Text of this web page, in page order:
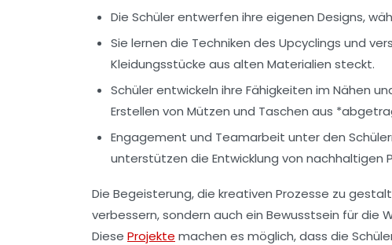
Die Schüler entwerfen ihre eigenen Designs,
Sie lernen die Techniken des Upcyclings und
Kleidungsstücke aus alten Materialien steckt.
Schüler entwickeln ihre Fähigkeiten im Nähen
Erstellen von Mützen und Taschen aus
Engagement und Teamarbeit unter den
unterstützen die Entwicklung von nachhaltigen
Die Begeisterung, die kreativen Prozesse zu
verbessern, sondern auch ein Bewusstsein für die
Diese Projekte machen es möglich, dass die